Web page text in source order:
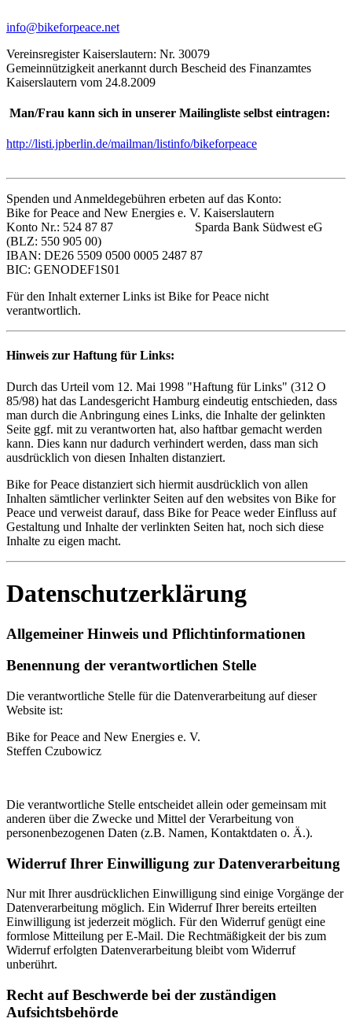
info@bikeforpeace.net
Vereinsregister Kaiserslautern: Nr. 30079
Gemeinnützigkeit anerkannt durch Bescheid des Finanzamtes
Kaiserslautern vom 24.8.2009
Man/Frau kann sich in unserer Mailingliste selbst eintragen:
http://listi.jpberlin.de/mailman/listinfo/bikeforpeace
Spenden und Anmeldegebühren erbeten auf das Konto:
Bike for Peace and New Energies e. V. Kaiserslautern
Konto Nr.: 524 87 87 Sparda Bank Südwest eG
(BLZ: 550 905 00)
IBAN: DE26 5509 0500 0005 2487 87
BIC: GENODEF1S01
Für den Inhalt externer Links ist Bike for Peace nicht
verantwortlich.
Hinweis zur Haftung für Links:
Durch das Urteil vom 12. Mai 1998 "Haftung für Links" (312 O
85/98) hat das Landesgericht Hamburg eindeutig entschieden, dass
man durch die Anbringung eines Links, die Inhalte der gelinkten
Seite ggf. mit zu verantworten hat, also haftbar gemacht werden
kann. Dies kann nur dadurch verhindert werden, dass man sich
ausdrücklich von diesen Inhalten distanziert.
Bike for Peace distanziert sich hiermit ausdrücklich von allen
Inhalten sämtlicher verlinkter Seiten auf den websites von Bike for
Peace und verweist darauf, dass Bike for Peace weder Einfluss auf
Gestaltung und Inhalte der verlinkten Seiten hat, noch sich diese
Inhalte zu eigen macht.
Datenschutzerklärung
Allgemeiner Hinweis und Pflichtinformationen
Benennung der verantwortlichen Stelle
Die verantwortliche Stelle für die Datenverarbeitung auf dieser
Website ist:
Bike for Peace and New Energies e. V.
Steffen Czubowicz
Die verantwortliche Stelle entscheidet allein oder gemeinsam mit
anderen über die Zwecke und Mittel der Verarbeitung von
personenbezogenen Daten (z.B. Namen, Kontaktdaten o. Ä.).
Widerruf Ihrer Einwilligung zur Datenverarbeitung
Nur mit Ihrer ausdrücklichen Einwilligung sind einige Vorgänge der
Datenverarbeitung möglich. Ein Widerruf Ihrer bereits erteilten
Einwilligung ist jederzeit möglich. Für den Widerruf genügt eine
formlose Mitteilung per E-Mail. Die Rechtmäßigkeit der bis zum
Widerruf erfolgten Datenverarbeitung bleibt vom Widerruf
unberührt.
Recht auf Beschwerde bei der zuständigen
Aufsichtsbehörde